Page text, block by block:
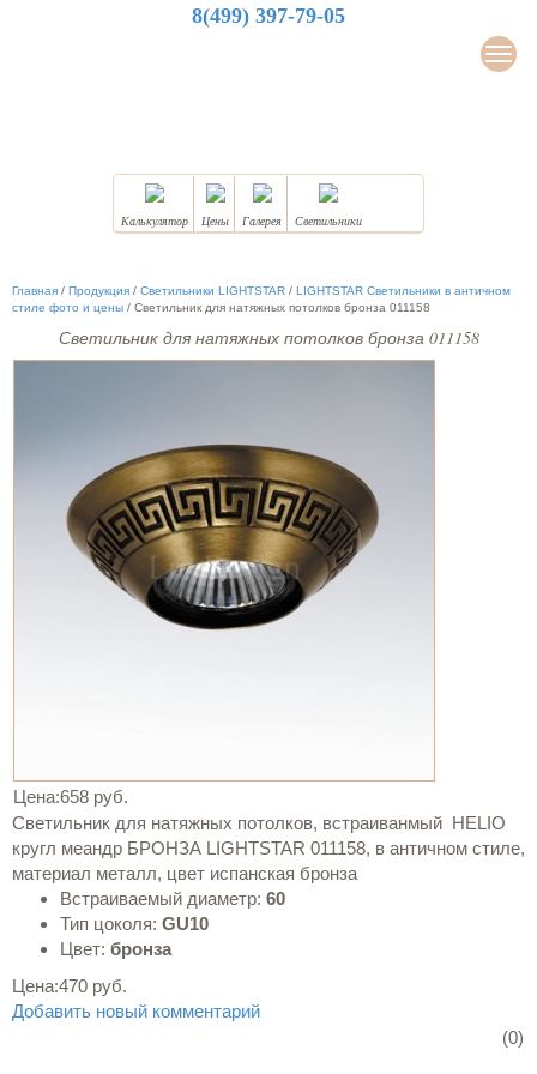
8(499) 397-79-05
Калькулятор Цены Галерея Светильники
Главная / Продукция / Светильники LIGHTSTAR / LIGHTSTAR Светильники в античном
стиле фото и цены / Светильник для натяжных потолков бронза 011158
Светильник для натяжных потолков бронза 011158
Цена:658 руб.
Светильник для натяжных потолков, встраиванмый HELIO
кругл меандр БРОНЗА LIGHTSTAR 011158, в античном стиле,
материал металл, цвет испанская бронза
Встраиваемый диаметр: 60
Тип цоколя: GU10
Цвет: бронза
Цена:470 руб.
Добавить новый комментарий
(0)